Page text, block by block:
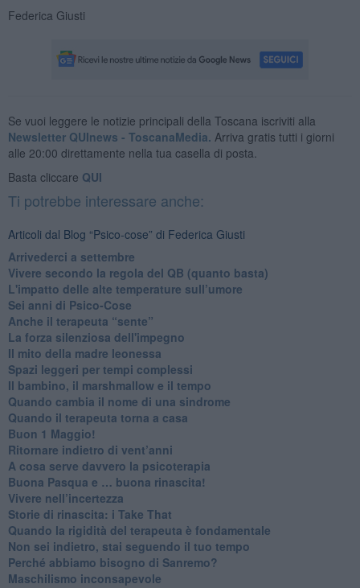
Federica Giusti
Se vuoi leggere le notizie principali della Toscana iscriviti alla
Newsletter QUInews - ToscanaMedia. Arriva gratis tutti i giorni
alle 20:00 direttamente nella tua casella di posta.
Basta cliccare QUI
Ti potrebbe interessare anche:
Articoli dal Blog “Psico-cose” di Federica Giusti
​Arrivederci a settembre
​Vivere secondo la regola del QB (quanto basta)
​L'impatto delle alte temperature sull’umore
Sei anni di Psico-Cose
​Anche il terapeuta “sente”
​La forza silenziosa dell'impegno
​Il mito della madre leonessa
Spazi leggeri per tempi complessi
Il bambino, il marshmallow e il tempo
​Quando cambia il nome di una sindrome
​Quando il terapeuta torna a casa
​Buon 1 Maggio!
Ritornare indietro di vent’anni
​A cosa serve davvero la psicoterapia
​Buona Pasqua e … buona rinascita!
​Vivere nell’incertezza
​Storie di rinascita: i Take That
​Quando la rigidità del terapeuta è fondamentale
​Non sei indietro, stai seguendo il tuo tempo
​Perché abbiamo bisogno di Sanremo?
​Maschilismo inconsapevole